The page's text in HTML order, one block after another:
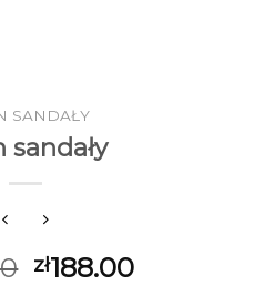
SANDAŁY
sandały
zł188.00